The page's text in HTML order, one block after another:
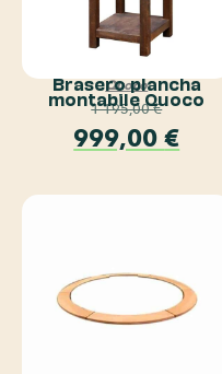
Quoco
Brasero plancha
montabile Quoco
1 195,00€
999,00€